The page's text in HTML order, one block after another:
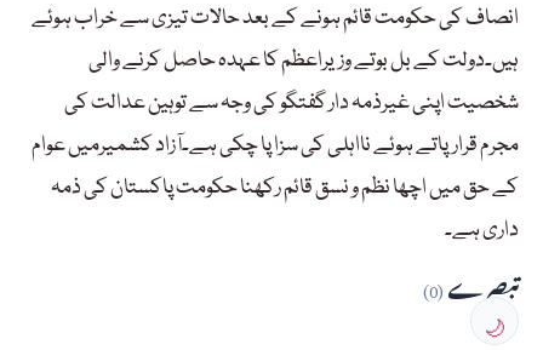
انصاف کی حکومت قائم ہونے کے بعد حالات تیزی سے خراب ہوئے
ہیں۔دولت کے بل بوتے وزیراعظم کا عہدہ حاصل کرنے والی
شخصیت اپنی غیرذمہ دار گفتگو کی وجہ سے توہین عدالت کی
مجرم قرارپاتے ہوئے نااہلی کی سزا پا چکی ہے۔آزاد کشمیرمیں عوام
کے حق میں اچھا نظم و نسق قائم رکھنا حکومت پاکستان کی ذمہ
داری ہے۔
تبصرے(0)
🌙